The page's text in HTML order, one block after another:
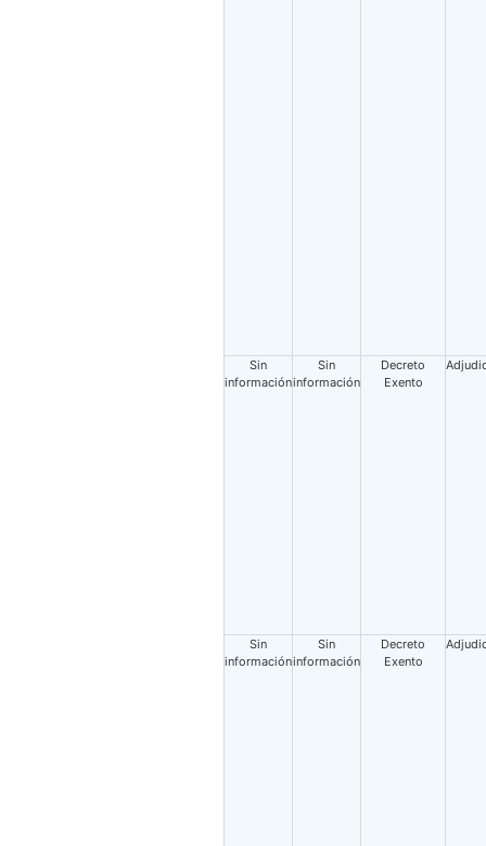
Sin
información
Sin
información
Decreto
Exento
Sin
información
Sin
información
Decreto
Exento